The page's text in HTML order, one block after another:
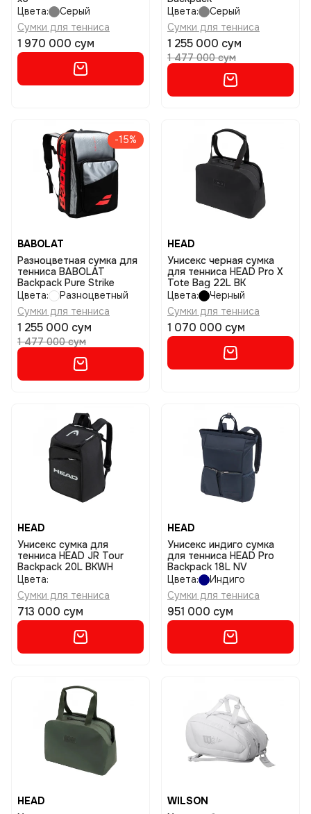
Цвета:
Серый
Сумки для тенниса
1 970 000 сум
Цвета:
Серый
Сумки для тенниса
1 255 000 сум
1 477 000 сум
-15%
BABOLAT
Разноцветная сумка для
тенниса BABOLAT
Backpack Pure Strike
Цвета:
Разноцветный
Сумки для тенниса
1 255 000 сум
1 477 000 сум
HEAD
Унисекс черная сумка
для тенниса HEAD Pro X
Tote Bag 22L BK
Цвета:
Черный
Сумки для тенниса
1 070 000 сум
HEAD
Унисекс сумка для
тенниса HEAD JR Tour
Backpack 20L BKWH
Цвета:
Сумки для тенниса
713 000 сум
HEAD
Унисекс индиго сумка
для тенниса HEAD Pro
Backpack 18L NV
Цвета:
Индиго
Сумки для тенниса
951 000 сум
HEAD
WILSON